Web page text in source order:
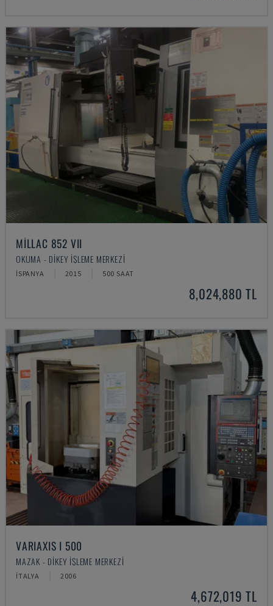
MILLAC 852 VII
OKUMA - DIKEY İŞLEME MERKEZI
İSPANYA 2015 500 SAAT
8,024,880 TL
VARIAXIS I 500
MAZAK - DIKEY İŞLEME MERKEZI
İTALYA 2006
4,672,019 TL